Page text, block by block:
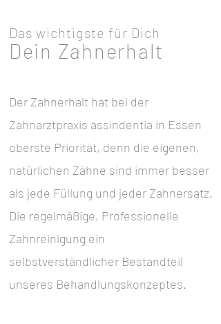
Das wichtigste für Dich
Dein Zahnerhalt
Der Zahnerhalt hat bei der
Zahnarztpraxis assindentia in Essen
oberste Priorität, denn die eigenen,
natürlichen Zähne sind immer besser
als jede Füllung und jeder Zahnersatz.
Die regelmäßige, Professionelle
Zahnreinigung ein
selbstverständlicher Bestandteil
unseres Behandlungskonzeptes.